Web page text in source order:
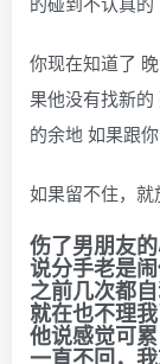
你现在知道了
果他没有找新
的余地 如果跟
如果留不住，就
伤了男朋友
说分手老是闹
之前几次都
就在也不理我
他说感觉可
一直不回，